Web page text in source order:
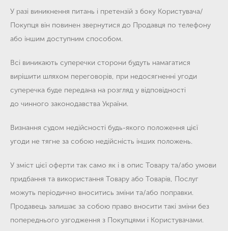
У разі виникнення питань і претензій з боку Користувача/
Покупця він повинен звернутися до Продавця по телефону
або іншим доступним способом.
Всі виникають суперечки сторони будуть намагатися
вирішити шляхом переговорів, при недосягненні угоди
суперечка буде передана на розгляд у відповідності
до чинного законодавства України.
Визнання судом недійсності будь-якого положення цієї
угоди не тягне за собою недійсність інших положень.
У зміст цієї оферти так само як і в опис Товару та/або умови
придбання та використання Товару або Товарів, Послуг
можуть періодично вноситись зміни та/або поправки.
Продавець залишає за собою право вносити такі зміни без
попереднього узгодження з Покупцями і Користувачами.